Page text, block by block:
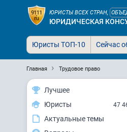
ЮРИСТЫ ВСЕХ СТРАН,
ЮРИДИЧЕСКАЯ
Юристы ТОП-10 Сейчас
Главная Трудовое право
Лучшее
Юристы
47
Актуальные темы